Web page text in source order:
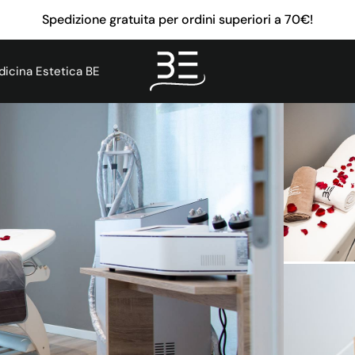
Spedizione gratuita per ordini superiori a 70€!
Estetica BE